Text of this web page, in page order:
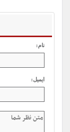
نام:
ایمیل: